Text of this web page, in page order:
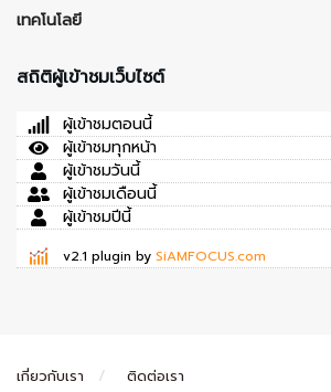
เทคโนโลยี
สถิติผู้เข้าชมเว็บไซต์
ผู้เข้าชมตอนนี้
ผู้เข้าชมทุกหน้า
ผู้เข้าชมวันนี้
ผู้เข้าชมเดือนนี้
ผู้เข้าชมปีนี้
v2.1 plugin by SiAMFOCUS.com
เกี่ยวกับเรา ติดต่อเรา